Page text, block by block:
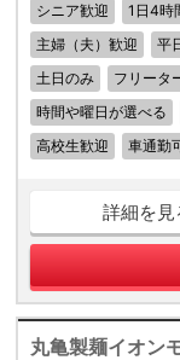
シニア歓迎 1日4時
主婦（夫）歓迎
平
土日のみ
フリータ
時間や曜日が選べる
高校生歓迎
車通勤
詳細を見
丸亀製麺イオン